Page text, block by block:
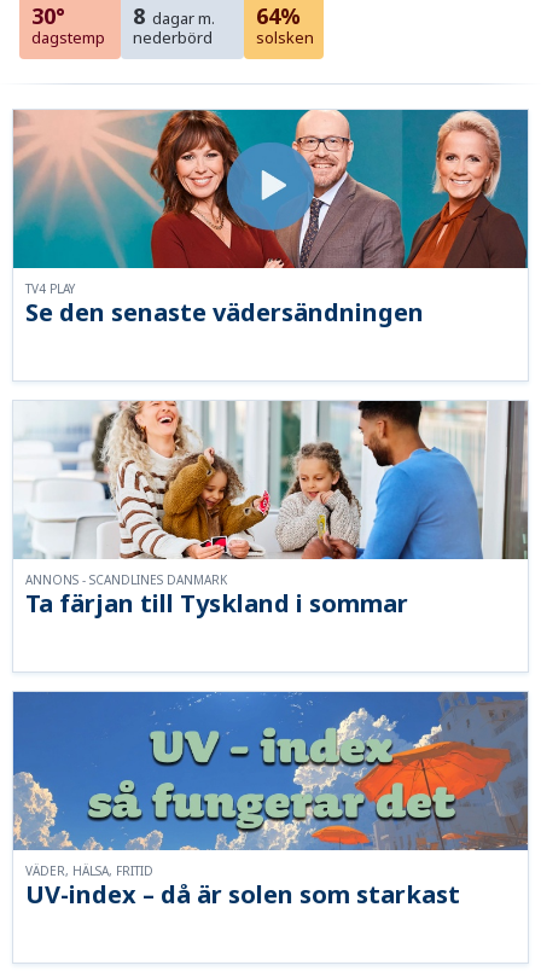
30°
dagstemp
8 dagar m.
nederbörd
64%
solsken
Se den senaste vädersändningen
TV4 PLAY
Ta färjan till Tyskland i sommar
ANNONS - SCANDLINES DANMARK
UV-index – då är solen som starkast
VÄDER, HÄLSA, FRITID